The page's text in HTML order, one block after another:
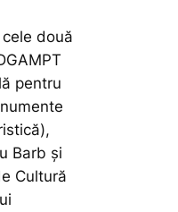
două
pentru
Barb și
Cultură